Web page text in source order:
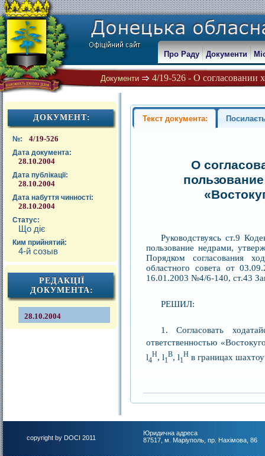
Документи 4/19-526 - О согласовании
Про Раду Документи
ДОКУМЕНТ:
№: 4/19-526
Дата документа:
28.10.2004
Дата публікації:
28.10.2004
Дата набуття чинності:
28.10.2004
Статус:
Що діє
Ким прийнятий:
4-й созыв
РЕДАКЦІЇ
ДОКУМЕНТА:
28.10.2004
Текст документа:
О
Руководствуясь ст.9
пользование недрами,
Порядком согласования
областного совета от
16.01.2003 №4/6-140, ст.43
РЕШИЛ:
1. Согласовать
ответственностью
l4
H, l1
B, l1
H в границах
copyright by DOCI 2011
Юридична адреса
87517, м. Маріуполь, пр. Нахімова, 86